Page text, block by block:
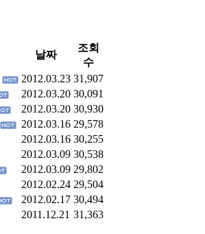
날짜
조회
수
2012.03.23 31,907
2012.03.20 30,091
2012.03.20 30,930
2012.03.16 29,578
2012.03.16 30,255
2012.03.09 30,538
2012.03.09 29,802
2012.02.24 29,504
2012.02.17 30,494
2011.12.21 31,363